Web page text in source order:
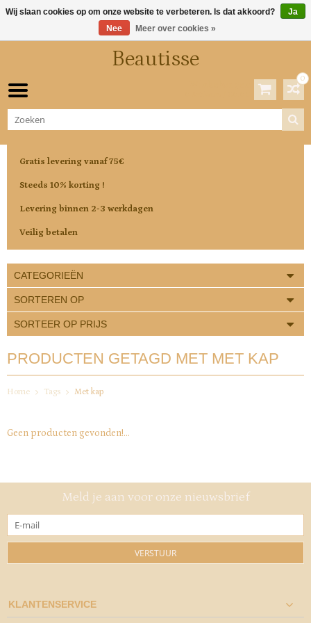
Beautisse
0
Gratis levering vanaf 75€
Steeds 10% korting !
Levering binnen 2-3 werkdagen
Veilig betalen
CATEGORIEËN
SORTEREN OP
SORTEER OP PRIJS
PRODUCTEN GETAGD MET MET KAP
Home Tags Met kap
Geen producten gevonden!...
Meld je aan voor onze nieuwsbrief
VERSTUUR
KLANTENSERVICE
Wij slaan cookies op om onze website te verbeteren. Is dat akkoord?
Ja
Nee
Meer over cookies »